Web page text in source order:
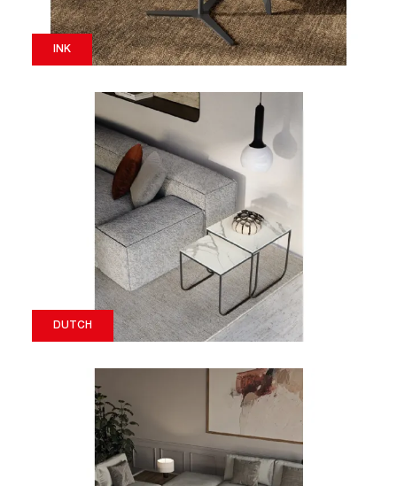
INK
DUTCH